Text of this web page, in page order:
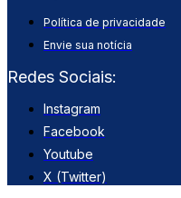
Política de privacidade
Envie sua notícia
Redes Sociais:
Instagram
Facebook
Youtube
X (Twitter)